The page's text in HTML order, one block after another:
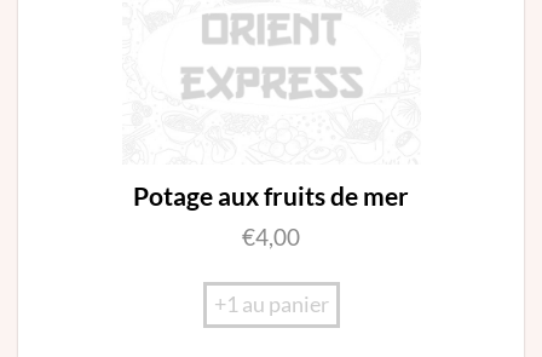
Potage aux fruits de mer
€4,00
+1 au panier